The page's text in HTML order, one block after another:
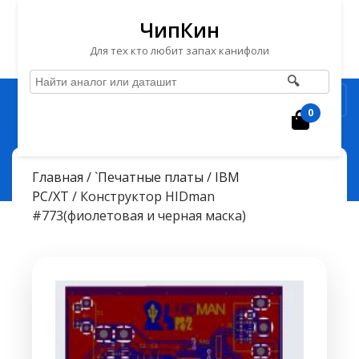
Перейти
ЧипКин
Для тех кто любит запах канифоли
🔍
0
ЧипКин
Конструктор HIDman #773(фиолетовая и черная маска)
Главная /`Печатные платы / IBM
PC/XT / Конструктор HIDman
#773(фиолетовая и черная маска)